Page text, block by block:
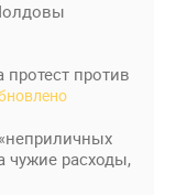
против
чужие расходы,